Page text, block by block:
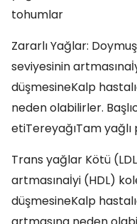
tohumlar
Zararlı Yağlar:
seviyesinin
düşmesineKalp
neden olabilirler.
etiTereyağıTam
Trans yağlar Kötü
artmasınaİyi (HDL)
düşmesineKalp